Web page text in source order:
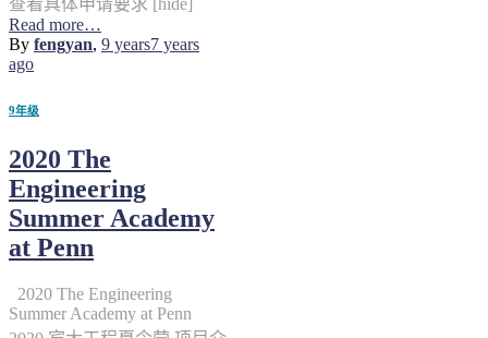
Read more…
By fengyan, 9 years7 years
ago
9年级
2020 The
Engineering
Summer Academy
at Penn
2020 The Engineering
Summer Academy at Penn